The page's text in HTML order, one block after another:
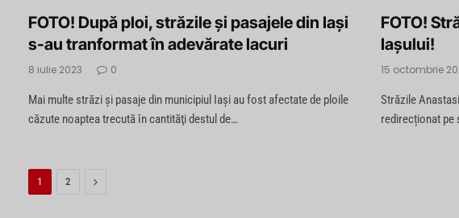
FOTO! După ploi, străzile şi pasajele din Iaşi
s-au tranformat în adevărate lacuri
8 iulie 2023 0
Mai multe străzi şi pasaje din municipiul Iaşi au fost afectate de ploile
căzute noaptea trecută în cantităţi destul de…
FOTO!
Iaşului!
15 octombrie
Străzile
redirecționat pe
1 2 Next